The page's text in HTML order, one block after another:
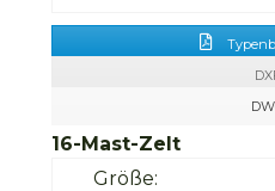
16-Mast-Zelt
Größe: